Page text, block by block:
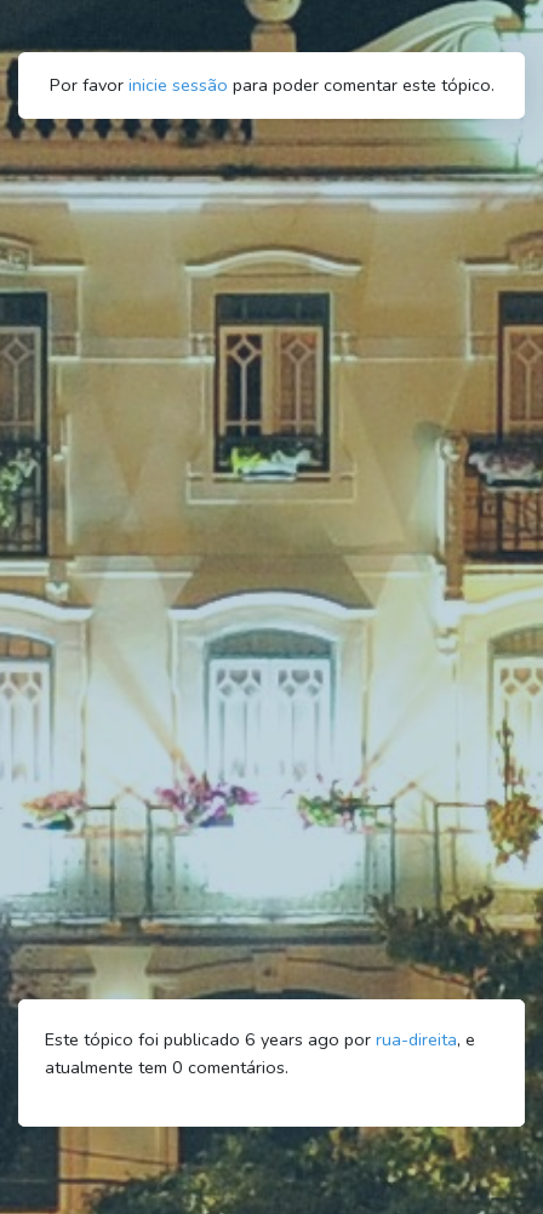
Por favor inicie sessão para poder comentar este tópico.
Este tópico foi publicado 6 years ago por rua-direita, e
atualmente tem 0 comentários.